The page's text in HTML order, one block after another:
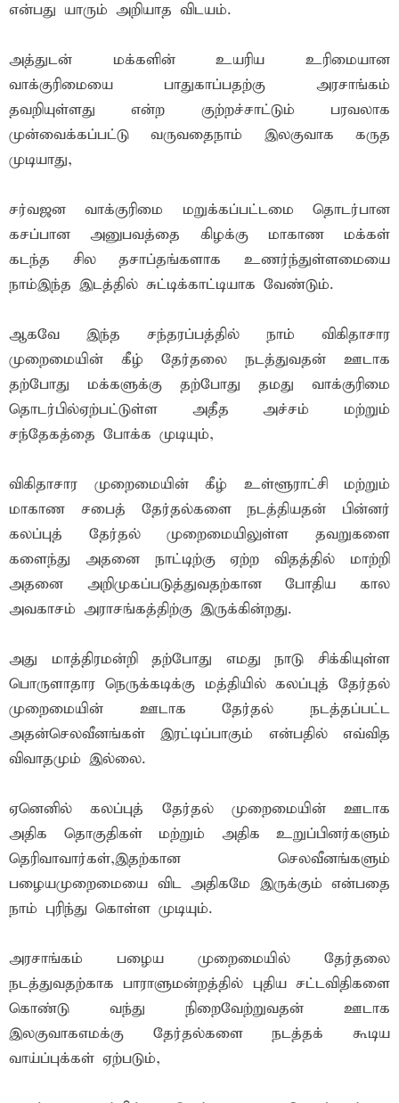
என்பது யாரும் அறியாத விடயம்.
அத்துடன் மக்களின் உயரிய உரிமையான
வாக்குரிமையை பாதுகாப்பதற்கு அரசாங்கம்
தவறியுள்ளது என்ற குற்றச்சாட்டும் பரவலாக
முன்வைக்கப்பட்டு வருவதைநாம் இலகுவாக கருத
முடியாது,
சர்வஜன வாக்குரிமை மறுக்கப்பட்டமை தொடர்பான
கசப்பான அனுபவத்தை கிழக்கு மாகாண மக்கள்
கடந்த சில தசாப்தங்களாக உணர்ந்துள்ளமையை
நாம்இந்த இடத்தில் சுட்டிக்காட்டியாக வேண்டும்.
ஆகவே இந்த சந்தரப்பத்தில் நாம் விகிதாசார
முறைமையின் கீழ் தேர்தலை நடத்துவதன் ஊடாக
தற்போது மக்களுக்கு தற்போது தமது வாக்குரிமை
தொடர்பில்ஏற்பட்டுள்ள அதீத அச்சம் மற்றும்
சந்தேகத்தை போக்க முடியும்,
விகிதாசார முறைமையின் கீழ் உள்ளூராட்சி மற்றும்
மாகாண சபைத் தேர்தல்களை நடத்தியதன் பின்னர்
கலப்புத் தேர்தல் முறைமையிலுள்ள தவறுகளை
களைந்து அதனை நாட்டிற்கு ஏற்ற விதத்தில் மாற்றி
அதனை அறிமுகப்படுத்துவதற்கான போதிய கால
அவகாசம் அராசங்கத்திற்கு இருக்கின்றது.
அது மாத்திரமன்றி தற்போது எமது நாடு சிக்கியுள்ள
பொருளாதார நெருக்கடிக்கு மத்தியில் கலப்புத் தேர்தல்
முறைமையின் ஊடாக தேர்தல் நடத்தப்பட்ட
அதன்செலவீனங்கள் இரட்டிப்பாகும் என்பதில் எவ்வித
விவாதமும் இல்லை.
ஏனெனில் கலப்புத் தேர்தல் முறைமையின் ஊடாக
அதிக தொகுதிகள் மற்றும் அதிக உறுப்பினர்களும்
தெரிவாவார்கள்,இதற்கான செலவீனங்களும்
பழையமுறைமையை விட அதிகமே இருக்கும் என்பதை
நாம் புரிந்து கொள்ள முடியும்.
அரசாங்கம் பழைய முறைமையில் தேர்தலை
நடத்துவதற்காக பாராளுமன்றத்தில் புதிய சட்டவிதிகளை
கொண்டு வந்து நிறைவேற்றுவதன் ஊடாக
இலகுவாகஎமக்கு தேர்தல்களை நடத்தக் கூடிய
வாய்ப்புக்கள் ஏற்படும்,